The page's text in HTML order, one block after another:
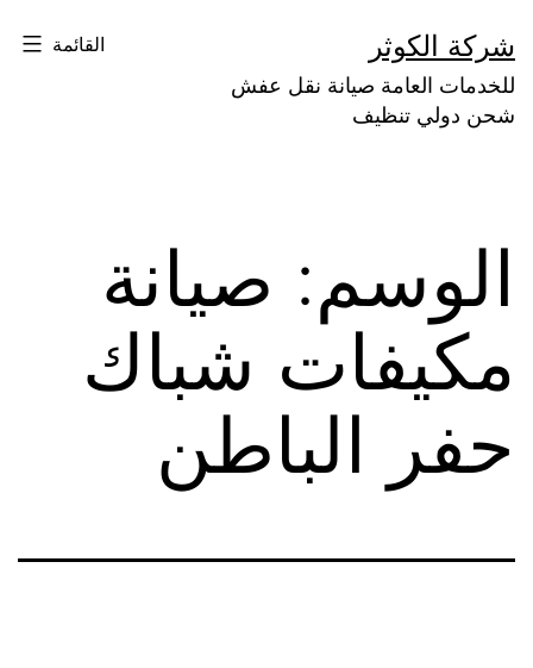
إلى
المحتوى
شركة الكوثر
للخدمات العامة صيانة نقل عفش
شحن دولي تنظيف
القائمة
الوسم: صيانة
مكيفات شباك
حفر الباطن